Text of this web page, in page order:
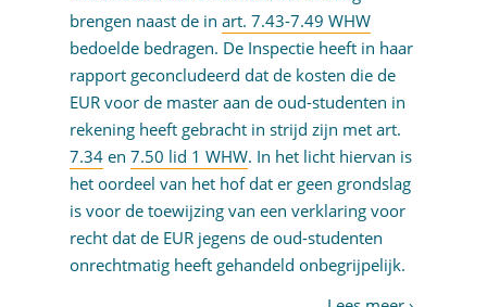
brengen naast de in art. 7.43-7.49 WHW
bedoelde bedragen. De Inspectie heeft in haar
rapport geconcludeerd dat de kosten die de
EUR voor de master aan de oud-studenten in
rekening heeft gebracht in strijd zijn met art.
7.34en 7.50 lid 1 WHW. In het licht hiervan is
het oordeel van het hof dat er geen grondslag
is voor de toewijzing van een verklaring voor
recht dat de EUR jegens de oud-studenten
onrechtmatig heeft gehandeld onbegrijpelijk.